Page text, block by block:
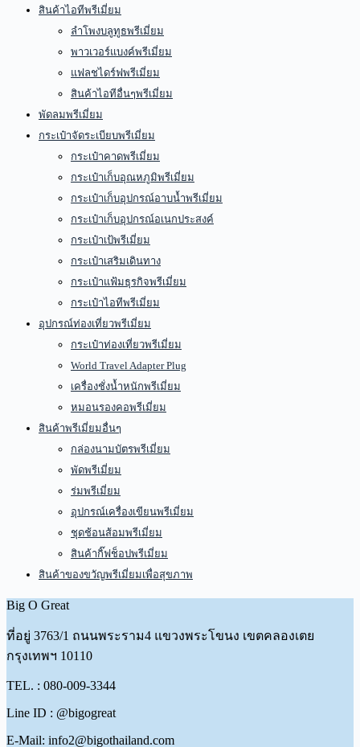
สินค้าไอทีพรีเมี่ยม
ลำโพงบลูทูธพรีเมี่ยม
พาวเวอร์แบงค์พรีเมี่ยม
แฟลชไดร์ฟพรีเมี่ยม
สินค้าไอทีอื่นๆพรีเมี่ยม
พัดลมพรีเมี่ยม
กระเป๋าจัดระเบียบพรีเมี่ยม
กระเป๋าคาดพรีเมี่ยม
กระเป๋าเก็บอุณหภูมิพรีเมี่ยม
กระเป๋าเก็บอุปกรณ์อาบน้ำพรีเมี่ยม
กระเป๋าเก็บอุปกรณ์อเนกประสงค์
กระเป๋าเป้พรีเมี่ยม
กระเป๋าเสริมเดินทาง
กระเป๋าแฟ้มธุรกิจพรีเมี่ยม
กระเป๋าไอทีพรีเมี่ยม
อุปกรณ์ท่องเที่ยวพรีเมี่ยม
กระเป๋าท่องเที่ยวพรีเมี่ยม
World Travel Adapter Plug
เครื่องชั่งน้ำหนักพรีเมี่ยม
หมอนรองคอพรีเมี่ยม
สินค้าพรีเมี่ยมอื่นๆ
กล่องนามบัตรพรีเมี่ยม
พัดพรีเมี่ยม
ร่มพรีเมี่ยม
อุปกรณ์เครื่องเขียนพรีเมี่ยม
ชุดช้อนส้อมพรีเมี่ยม
สินค้ากิ๊ฟช็อปพรีเมี่ยม
สินค้าของขวัญพรีเมี่ยมเพื่อสุขภาพ
Big O Great
ที่อยู่ 3763/1 ถนนพระราม4 แขวงพระโขนง เขตคลองเตย
กรุงเทพฯ 10110
TEL. : 080-009-3344
Line ID : @bigogreat
E-Mail: info2@bigothailand.com